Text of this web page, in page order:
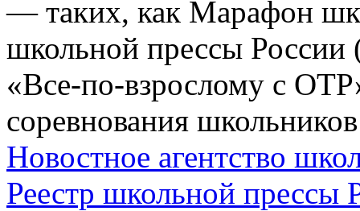
— таких, как Марафон
школьной прессы России
«Все-по-взрослому с
соревнования
Новостное агентство
Реестр школьной прессы